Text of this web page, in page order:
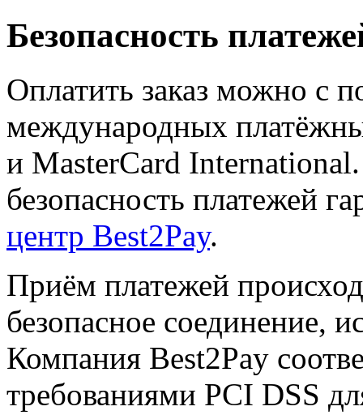
Безопасность
Оплатить заказ можно с
международных
и MasterCard
безопасность платежей
центр Best2Pay.
Приём платежей
безопасное соединение,
Компания Best2Pay
требованиями PCI DSS